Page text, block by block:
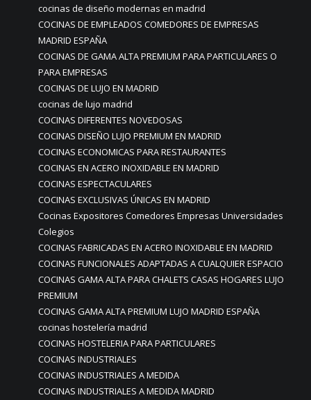
cocinas de diseño modernas en madrid
COCINAS DE EMPLEADOS COMEDORES DE EMPRESAS
MADRID ESPAÑA
COCINAS DE GAMA ALTA PREMIUM PARA PARTICULARES O
PARA EMPRESAS
COCINAS DE LUJO EN MADRID
cocinas de lujo madrid
COCINAS DIFERENTES NOVEDOSAS
COCINAS DISEÑO LUJO PREMIUM EN MADRID
COCINAS ECONOMICAS PARA RESTAURANTES
COCINAS EN ACERO INOXIDABLE EN MADRID
COCINAS ESPECTACULARES
COCINAS EXCLUSIVAS ÚNICAS EN MADRID
Cocinas Expositores Comedores Empresas Universidades
Colegios
COCINAS FABRICADAS EN ACERO INOXIDABLE EN MADRID
COCINAS FUNCIONALES ADAPTADAS A CUALQUIER ESPACIO
COCINAS GAMA ALTA PARA CHALETS CASAS HOGARES LUJO
PREMIUM
COCINAS GAMA ALTA PREMIUM LUJO MADRID ESPAÑA
cocinas hostelería madrid
COCINAS HOSTELERIA PARA PARTICULARES
COCINAS INDUSTRIALES
COCINAS INDUSTRIALES A MEDIDA
COCINAS INDUSTRIALES A MEDIDA MADRID